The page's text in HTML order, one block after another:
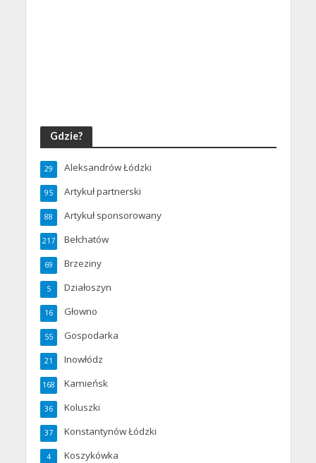
Gdzie?
Aleksandrów Łódzki
29
Artykuł partnerski
95
Artykuł sponsorowany
88
Bełchatów
217
Brzeziny
69
Działoszyn
5
Głowno
16
Gospodarka
55
Inowłódz
21
Kamieńsk
168
Koluszki
36
Konstantynów Łódzki
37
Koszykówka
4